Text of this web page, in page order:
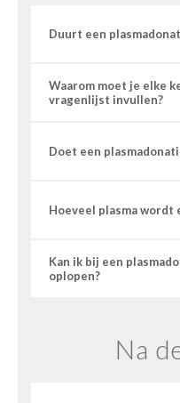
Duurt een
Waarom moet je elke
vragenlijst invullen?
Doet een
Hoeveel plasma wordt
Kan ik bij een
oplopen?
Na